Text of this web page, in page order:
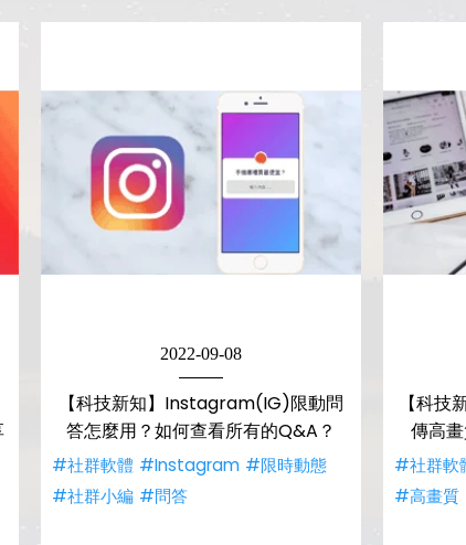
2022-09-08
【科技新知】Instagram(IG)限動問
答怎麼用？如何查看所有的Q&A？
#社群軟體 #Instagram #限時動態
#社群小編 #問答
【科
傳高
#社群軟
#高畫質